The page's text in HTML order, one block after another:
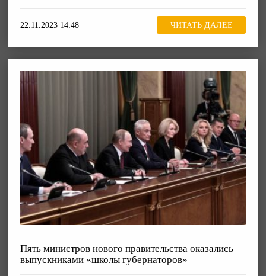
22.11.2023 14:48 ЧИТАТЬ ДАЛЕЕ
Пять министров нового правительства оказались
выпускниками «школы губернаторов»